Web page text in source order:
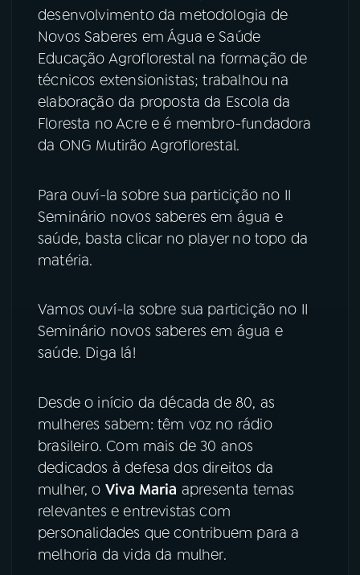
desenvolvimento da metodologia de
Novos Saberes em Água e Saúde
Educação Agroflorestal na formação de
técnicos extensionistas; trabalhou na
elaboração da proposta da Escola da
Floresta no Acre e é membro-fundadora
da ONG Mutirão Agroflorestal.
Para ouví-la sobre sua particição no II
Seminário novos saberes em água e
saúde, basta clicar no player no topo da
matéria.
Vamos ouví-la sobre sua particição no II
Seminário novos saberes em água e
saúde. Diga lá!
Desde o início da década de 80, as
mulheres sabem: têm voz no rádio
brasileiro. Com mais de 30 anos
dedicados à defesa dos direitos da
mulher, o Viva Maria apresenta temas
relevantes e entrevistas com
personalidades que contribuem para a
melhoria da vida da mulher.